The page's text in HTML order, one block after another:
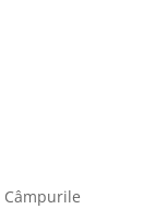
Câmpurile